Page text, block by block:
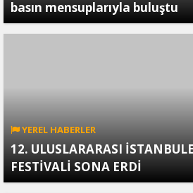
basın mensuplarıyla buluştu
YEREL HABERLER
12. ULUSLARARASI
FESTİVALİ SONA ERDİ